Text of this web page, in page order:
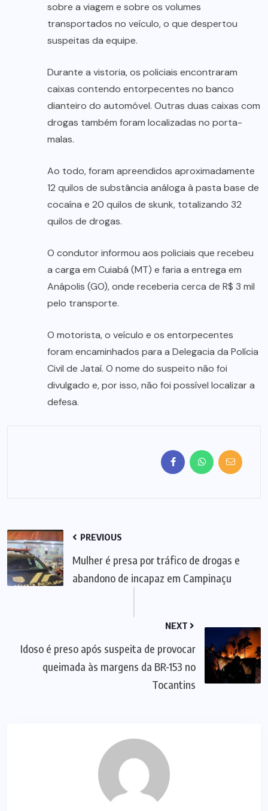
sobre a viagem e sobre os volumes
transportados no veículo, o que despertou
suspeitas da equipe.
Durante a vistoria, os policiais encontraram
caixas contendo entorpecentes no banco
dianteiro do automóvel. Outras duas caixas com
drogas também foram localizadas no porta-
malas.
Ao todo, foram apreendidos aproximadamente
12 quilos de substância análoga à pasta base de
cocaína e 20 quilos de skunk, totalizando 32
quilos de drogas.
O condutor informou aos policiais que recebeu
a carga em Cuiabá (MT) e faria a entrega em
Anápolis (GO), onde receberia cerca de R$ 3 mil
pelo transporte.
O motorista, o veículo e os entorpecentes
foram encaminhados para a Delegacia da Polícia
Civil de Jataí. O nome do suspeito não foi
divulgado e, por isso, não foi possível localizar a
defesa.
PREVIOUS
Mulher é presa por tráfico de drogas e
abandono de incapaz em Campinaçu
NEXT
Idoso é preso após suspeita de provocar
queimada às margens da BR-153 no
Tocantins